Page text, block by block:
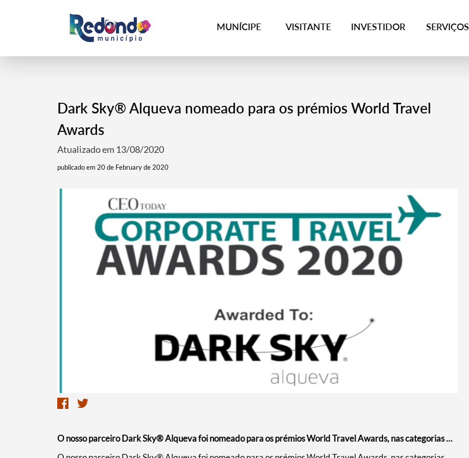
MUNÍCIPE VISITANTE INVESTIDOR SERVIÇOS
Termo de Pesquisa
Dark Sky® Alqueva nomeado para os prémios World Travel
Awards
Atualizado em 13/08/2020
publicado em 20 de February de 2020
O nosso parceiro Dark Sky® Alqueva foi nomeado para os prémios World Travel Awards, nas categorias …